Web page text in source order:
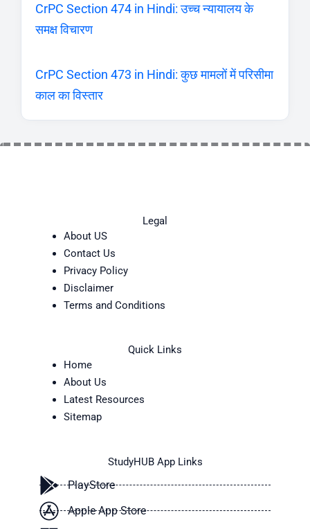
CrPC Section 474 in Hindi: उच्च न्यायालय के
समक्ष विचारण
CrPC Section 473 in Hindi: कुछ मामलों में परिसीमा
काल का विस्तार
Legal
About US
Contact Us
Privacy Policy
Disclaimer
Terms and Conditions
Quick Links
Home
About Us
Latest Resources
Sitemap
StudyHUB App Links
PlayStore
Apple App Store